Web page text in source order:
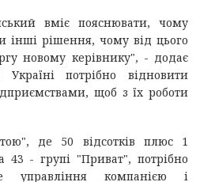
вміє пояснювати, чому
інші рішення, чому від цього
новому керівнику", - додає
потрібно відновити
щоб з їх роботи
де 50 відсотків плюс 1
43 - групі "Приват", потрібно
управління компанією і